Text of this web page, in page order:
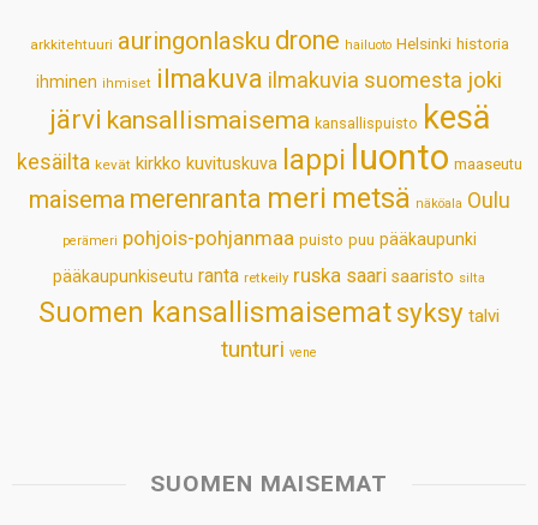
p
k
n
s
t
arkkitehtuuri auringonlasku drone hailuoto Helsinki historia
ihminen ihmiset ilmakuva ilmakuvia suomesta joki
järvi kansallismaisema kansallispuisto kesä
kesäilta kevät kirkko kuvituskuva lappi luonto maaseutu
maisema merenranta meri metsä näköala Oulu
perämeri pohjois-pohjanmaa puisto puu pääkaupunki
pääkaupunkiseutu ranta retkeily ruska saari saaristo silta
Suomen kansallismaisematsyksy talvi
tunturi vene
SUOMEN MAISEMAT